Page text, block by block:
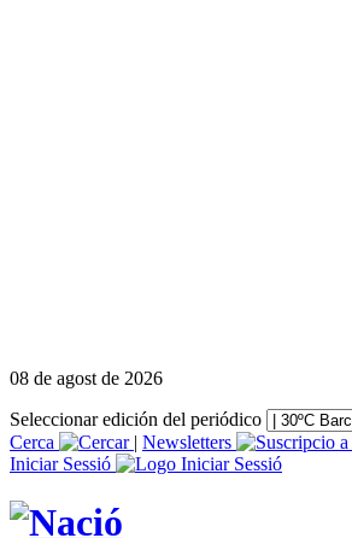
08 de agost de 2026
Seleccionar edición del periódico
Cerca
| Newsletters
Iniciar Sessió